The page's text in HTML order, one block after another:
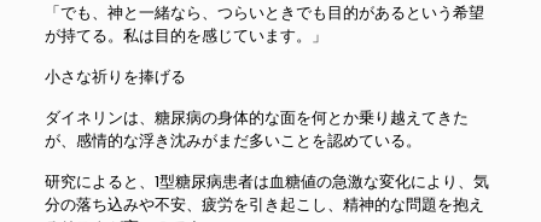
「でも、神と一緒なら、つらいときでも目的があるという希望
が持てる。私は目的を感じています。」
小さな祈りを捧げる
ダイネリンは、糖尿病の身体的な面を何とか乗り越えてきた
が、感情的な浮き沈みがまだ多いことを認めている。
研究によると、1型糖尿病患者は血糖値の急激な変化により、気
分の落ち込みや不安、疲労を引き起こし、精神的な問題を抱え